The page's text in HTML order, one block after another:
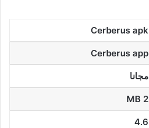
Cerberus apk
Cerberus app
مجانا
2 MB
4.6